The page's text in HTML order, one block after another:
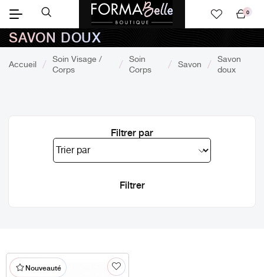
panier
0
SAVON DOUX
Accueil
Soin Visage /
Corps
Soin
Corps
Savon
Savon
doux
Filtrer par
Nouveauté